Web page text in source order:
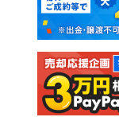
新築一戸建て
注文住宅
売却査定